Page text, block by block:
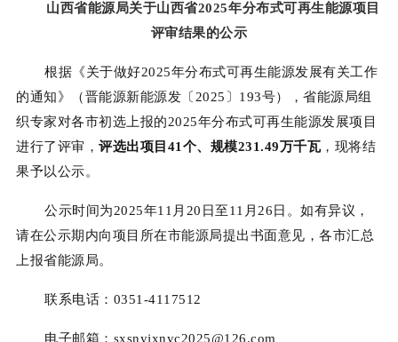
山西省能源局关于山西省2025年分布式可再生能源项目
评审结果的公示
根据《关于做好2025年分布式可再生能源发展有关工作
的通知》（晋能源新能源发〔2025〕193号），省能源局组
织专家对各市初选上报的2025年分布式可再生能源发展项目
进行了评审，评选出项目41个、规模231.49万千瓦，现将结
果予以公示。
公示时间为2025年11月20日至11月26日。如有异议，
请在公示期内向项目所在市能源局提出书面意见，各市汇总
上报省能源局。
联系电话：0351-4117512
电子邮箱：sxsnyjxnyc2025@126.com